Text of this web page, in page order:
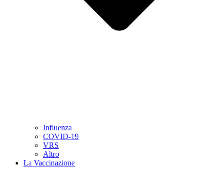
Influenza
COVID-19
VRS
Altro
La Vaccinazione